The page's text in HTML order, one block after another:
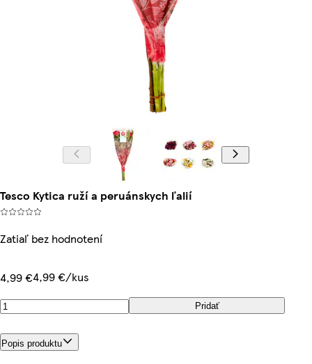
Tesco Kytica ruží a peruánskych ľalií
Zatiaľ bez hodnotení
4,99 €4,99 €/kus
Pridať
Popis produktu